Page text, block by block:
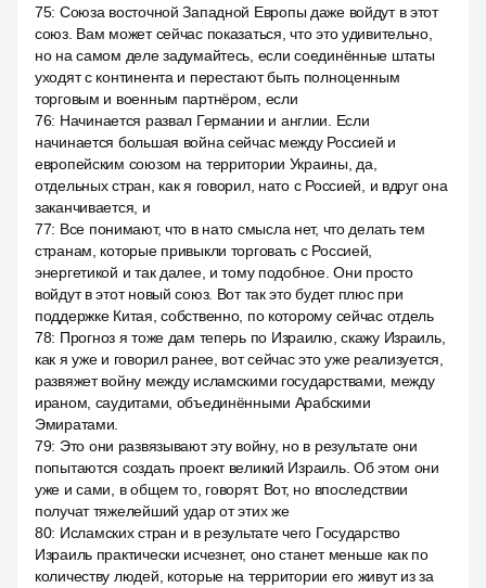
75: Союза восточной Западной Европы даже войдут в этот
союз. Вам может сейчас показаться, что это удивительно,
но на самом деле задумайтесь, если соединённые штаты
уходят с континента и перестают быть полноценным
торговым и военным партнёром, если
76: Начинается развал Германии и англии. Если
начинается большая война сейчас между Россией и
европейским союзом на территории Украины, да,
отдельных стран, как я говорил, нато с Россией, и вдруг она
заканчивается, и
77: Все понимают, что в нато смысла нет, что делать тем
странам, которые привыкли торговать с Россией,
энергетикой и так далее, и тому подобное. Они просто
войдут в этот новый союз. Вот так это будет плюс при
поддержке Китая, собственно, по которому сейчас отдель
78: Прогноз я тоже дам теперь по Израилю, скажу Израиль,
как я уже и говорил ранее, вот сейчас это уже реализуется,
развяжет войну между исламскими государствами, между
ираном, саудитами, объединёнными Арабскими
Эмиратами.
79: Это они развязывают эту войну, но в результате они
попытаются создать проект великий Израиль. Об этом они
уже и сами, в общем то, говорят. Вот, но впоследствии
получат тяжелейший удар от этих же
80: Исламских стран и в результате чего Государство
Израиль практически исчезнет, оно станет меньше как по
количеству людей, которые на территории его живут из за